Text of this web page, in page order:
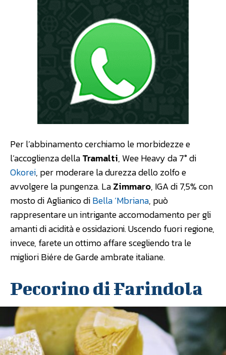
Per l’abbinamento cerchiamo le morbidezze e
l’accoglienza dellaTramalti, Wee Heavy da 7° di
Okorei, per moderare la durezza dello zolfo e
avvolgere la pungenza. LaZimmaro, IGA di 7,5% con
mosto di Aglianico diBella ‘Mbriana, può
rappresentare un intrigante accomodamento per gli
amanti di acidità e ossidazioni. Uscendo fuori regione,
invece, farete un ottimo affare scegliendo tra le
migliori Biére de Garde ambrate italiane.
Pecorino di Farindola